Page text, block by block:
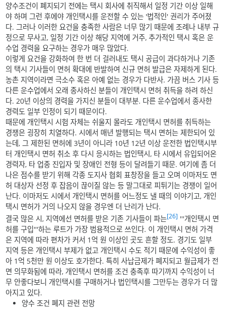
양수조건이 폐지되기 전에는 택시 회사에 취직해서 일정 기간 이상 일해
야 하며 그런 후에야 개인택시를 운전할 수 있는 '법적인' 권리가 주어졌
다. 그러나 이러한 요건을 충족한 사람은 너무 많기 때문에 조례나 내부 규
정으로 무사고, 일정 기간 이상 해당 지역에 거주, 추가적인 택시 혹은 운
수업 경력을 요구하는 경우가 매우 많았다.
이렇게 요건을 강화하여 한 번 더 걸러내도 택시 공급이 과다하거나 기존
의 택시 기사들이 면허 확대에 반발하여 신규 면허 발급은 자제하게 된다.
농촌 지역이라면 극소수 혹은 아예 없는 경우가 다반사. 가끔 버스 기사 등
다른 운수업에서 오래 종사하신 분들이 개인택시 면허 취득을 하려 하신
다. 20년 이상의 경력을 가지신 분들이 대부분. 다른 운수업에서 종사한
경력도 일부 인정이 되기 때문이다.
때문에 개인택시 시험 자체는 쉬울지 몰라도 개인택시 면허를 취득하는
경쟁은 굉장히 치열하다. 시에서 매년 발행되는 택시 면허는 제한되어 있
는데, 그 제한된 면허에 3년이 아니라 10년 12년 이상 운전한 법인택시부
터 개인택시 면허 취소 후 다시 응시하는 법인택시, 타 시에서 유입되어온
경력자, 타 업종 진입자 및 장애인 전형 등이 달려들기 때문. 여기에 좀 더
나은 점수를 받기 위해 각종 도지사 협회 표창장을 들고 오며 이마저도 면
허 대상자 선정 후 잡음이 끊이질 않는 등 말그대로 피튀기는 경쟁이 일어
난다. 이마저도 시에서 개인택시 면허를 어느정도 낼 때의 이야기고, 개인
택시 면허가 거의 나오지 않을 경우엔 더 난리가 난다.
결국 많은 시, 지역에선 면허를 받은 기존 기사들이 파는[26] '''개인택시 면
허를 구입'''하는 루트가 가장 범용적으로 쓰인다. 이 개인택시 면허 가격
은 지역에 따라 편차가 커서 1억 원 이상인 곳도 흔할 정도. 경기도 일부
지역 등은 개인택시 부제가 없고 개인택시 수도 적기 때문에 수익성이 좋
아 1억 5천만 원 이상도 호가한다. 특히 사납금제가 폐지되고 월급제가 전
면 의무화됨에 따라, 개인택시 면허를 조건 충족후 따기까지 수익성이 너
무 안좋다보니 개인택시를 구매하거나 법인택시를 그만두는 경우가 더 많
아지고 있다.
양수 조건 폐지 관련 전망